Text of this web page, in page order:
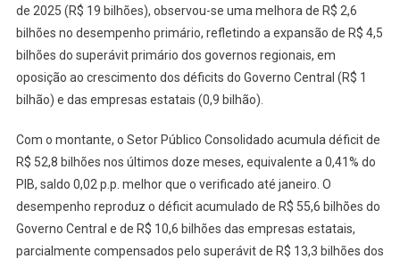
de 2025 (R$ 19 bilhões), observou-se uma melhora de R$ 2,6
bilhões no desempenho primário, refletindo a expansão de R$ 4,5
bilhões do superávit primário dos governos regionais, em
oposição ao crescimento dos déficits do Governo Central (R$ 1
bilhão) e das empresas estatais (0,9 bilhão).
Com o montante, o Setor Público Consolidado acumula déficit de
R$ 52,8 bilhões nos últimos doze meses, equivalente a 0,41% do
PIB, saldo 0,02 p.p. melhor que o verificado até janeiro. O
desempenho reproduz o déficit acumulado de R$ 55,6 bilhões do
Governo Central e de R$ 10,6 bilhões das empresas estatais,
parcialmente compensados pelo superávit de R$ 13,3 bilhões dos